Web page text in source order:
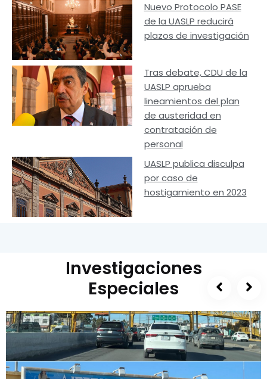
Nuevo Protocolo PASE
de la UASLP reducirá
plazos de investigación
Tras debate, CDU de la
UASLP aprueba
lineamientos del plan
de austeridad en
contratación de
personal
UASLP publica disculpa
por caso de
hostigamiento en 2023
Investigaciones
Especiales